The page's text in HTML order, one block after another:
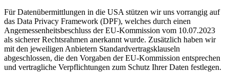
Für Datenübermittlungen in die USA stützen wir uns vorrangig auf
das Data Privacy Framework (DPF), welches durch einen
Angemessenheitsbeschluss der EU-Kommission vom 10.07.2023
als sicherer Rechtsrahmen anerkannt wurde. Zusätzlich haben wir
mit den jeweiligen Anbietern Standardvertragsklauseln
abgeschlossen, die den Vorgaben der EU-Kommission entsprechen
und vertragliche Verpflichtungen zum Schutz Ihrer Daten festlegen.